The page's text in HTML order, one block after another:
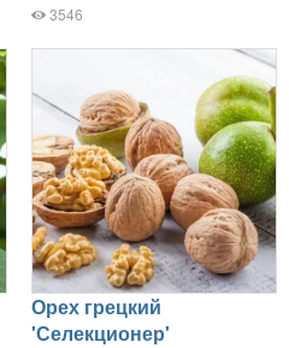
3546
Орех грецкий
'Селекционер'